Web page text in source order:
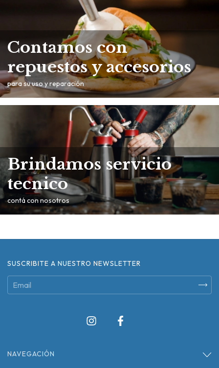
Contamos con
repuestos y accesorios
para su uso y reparación
Brindamos servicio
tecnico
contá con nosotros
SUSCRIBITE A NUESTRO NEWSLETTER
NAVEGACIÓN